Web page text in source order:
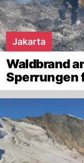
Jakarta
Waldbrand
Sperrungen